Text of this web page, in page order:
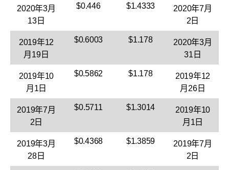
2020年3月
13日
$0.446 $1.4333
2020年7月
2日
2019年12
月19日
$0.6003 $1.178
2020年3月
31日
2019年10
月1日
$0.5862 $1.178
2019年12
月26日
2019年7月
2日
$0.5711 $1.3014
2019年10
月1日
2019年3月
28日
$0.4368 $1.3859
2019年7月
2日